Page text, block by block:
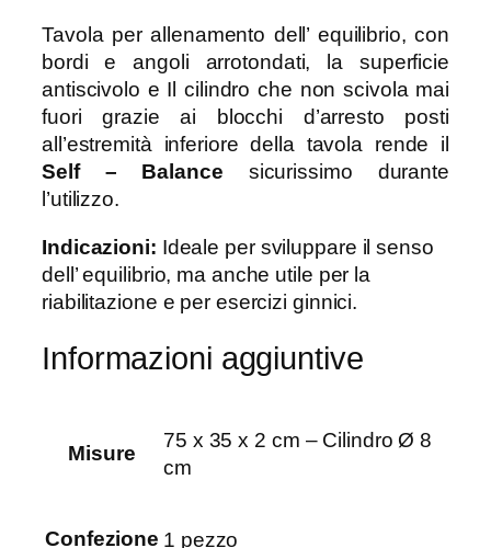
C
E
–
F
R
4
9
q
u
a
n
t
Tavola per allenamento dell’ equilibrio, con
bordi e angoli arrotondati, la superficie
antiscivolo e Il cilindro che non scivola mai
fuori grazie ai blocchi d’arresto posti
all’estremità inferiore della tavola rende il
Self – Balance sicurissimo durante
l’utilizzo.
Indicazioni: Ideale per sviluppare il senso
dell’ equilibrio, ma anche utile per la
riabilitazione e per esercizi ginnici.
Informazioni aggiuntive
Misure
75 x 35 x 2 cm – Cilindro Ø 8
cm
Confezione 1 pezzo